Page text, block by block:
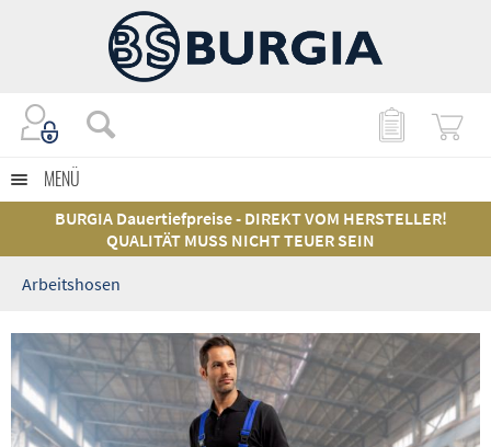
MENÜ
BURGIA Dauertiefpreise - DIREKT VOM HERSTELLER!
QUALITÄT MUSS NICHT TEUER SEIN
Arbeitshosen